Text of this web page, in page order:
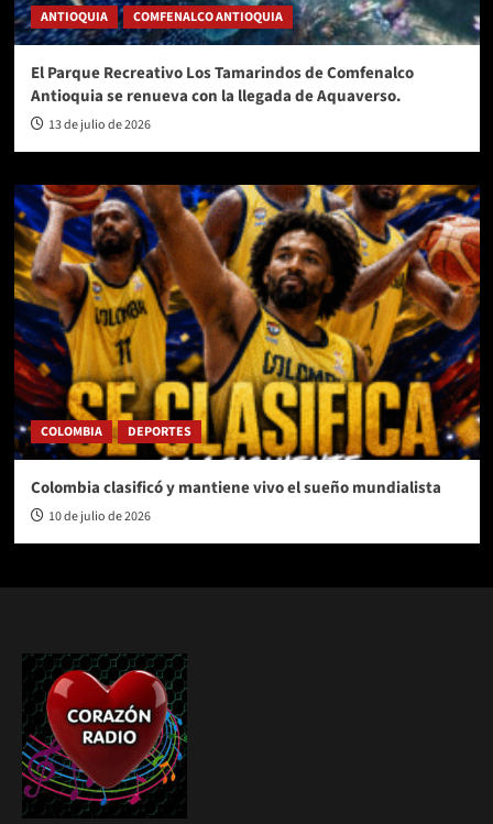
ANTIOQUIA COMFENALCO ANTIOQUIA
El Parque Recreativo Los Tamarindos de Comfenalco
Antioquia se renueva con la llegada de Aquaverso.
13 de julio de 2026
COLOMBIA DEPORTES
Colombia clasificó y mantiene vivo el sueño mundialista
10 de julio de 2026